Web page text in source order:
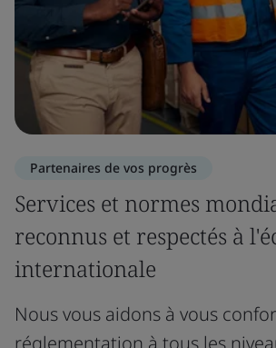
Partenaires de vos progrès
Services et normes
reconnus et respectés à
internationale
Nous vous aidons à vous
réglementation à tous les